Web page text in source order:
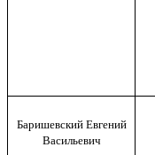
Баришевский Евгений
Васильевич